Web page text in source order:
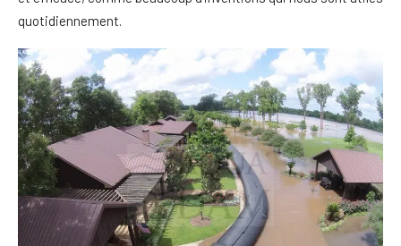
quotidiennement.